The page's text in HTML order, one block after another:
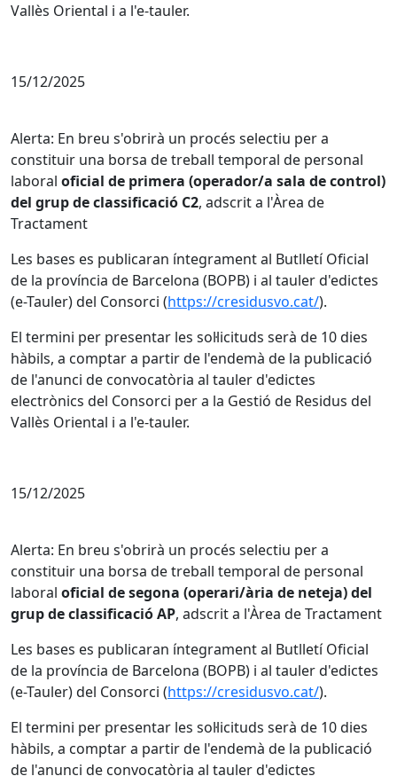
Vallès Oriental i a l'e-tauler.
15/12/2025
Alerta: En breu s'obrirà un procés selectiu per a
constituir una borsa de treball temporal de personal
laboral oficial de primera (operador/a sala de control)
del grup de classificació C2, adscrit a l'Àrea de
Tractament
Les bases es publicaran íntegrament al Butlletí Oficial
de la província de Barcelona (BOPB) i al tauler d'edictes
(e-Tauler) del Consorci (https://cresidusvo.cat/).
El termini per presentar les sol·licituds serà de 10 dies
hàbils, a comptar a partir de l'endemà de la publicació
de l'anunci de convocatòria al tauler d'edictes
electrònics del Consorci per a la Gestió de Residus del
Vallès Oriental i a l'e-tauler.
15/12/2025
Alerta: En breu s'obrirà un procés selectiu per a
constituir una borsa de treball temporal de personal
laboral oficial de segona (operari/ària de neteja) del
grup de classificació AP, adscrit a l'Àrea de Tractament
Les bases es publicaran íntegrament al Butlletí Oficial
de la província de Barcelona (BOPB) i al tauler d'edictes
(e-Tauler) del Consorci (https://cresidusvo.cat/).
El termini per presentar les sol·licituds serà de 10 dies
hàbils, a comptar a partir de l'endemà de la publicació
de l'anunci de convocatòria al tauler d'edictes